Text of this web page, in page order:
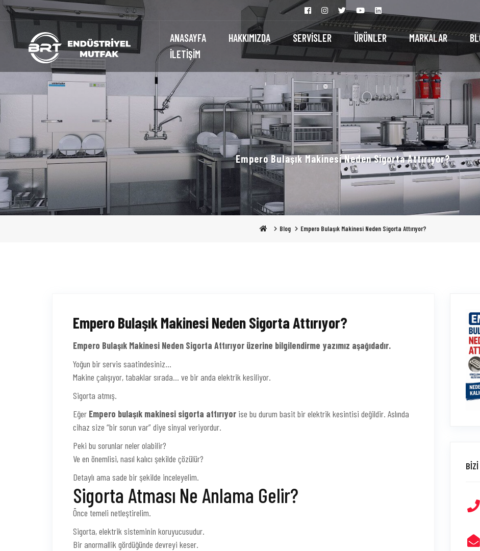
ANASAYFA HAKKIMIZDA SERVİSLER ÜRÜNLER MARKALAR
İLETİŞİM
Empero Bulaşık Makinesi Neden Sigorta Attırıyor?
Blog Empero Bulaşık Makinesi Neden Sigorta Attırıyor?
Empero Bulaşık Makinesi Neden Sigorta Attırıyor?
Empero Bulaşık Makinesi Neden Sigorta Attırıyor üzerine bilgilendirme yazımız aşağıdadır.
Yoğun bir servis saatindesiniz…
Makine çalışıyor, tabaklar sırada… ve bir anda elektrik kesiliyor.
Sigorta atmış.
Eğer Empero bulaşık makinesi sigorta attırıyor ise bu durum basit bir elektrik kesintisi değildir. Aslında
cihaz size “bir sorun var” diye sinyal veriyordur.
Peki bu sorunlar neler olabilir?
Ve en önemlisi, nasıl kalıcı şekilde çözülür?
Detaylı ama sade bir şekilde inceleyelim.
Sigorta Atması Ne Anlama Gelir?
Önce temeli netleştirelim.
Sigorta, elektrik sisteminin koruyucusudur.
Bir anormallik gördüğünde devreyi keser.
BİZİ